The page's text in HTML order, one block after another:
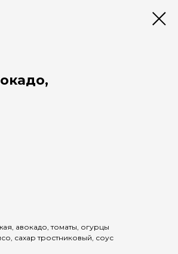
авокадо, томаты, огурцы
сахар тростниковый, соус